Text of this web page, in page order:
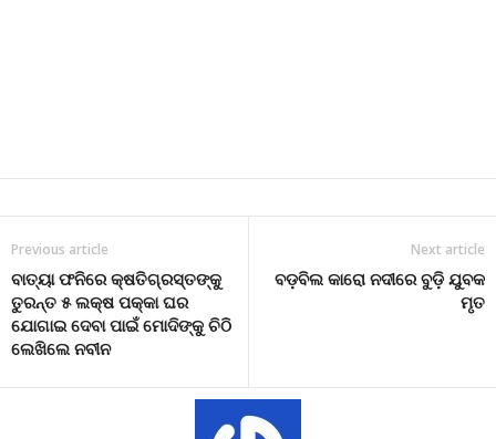
Previous article
ବାତ୍ୟା ଫନିରେ କ୍ଷତିଗ୍ରସ୍ତଙ୍କୁ
ତୁରନ୍ତ ୫ ଲକ୍ଷ ପକ୍କା ଘର
ଯୋଗାଇ ଦେବା ପାଇଁ ମୋଦିଙ୍କୁ ଚିଠି
ଲେଖିଲେ ନବୀନ
Next article
ବଡ଼ବିଲ କାରୋ ନଦୀରେ ବୁଡ଼ି ଯୁବକ
ମୃତ